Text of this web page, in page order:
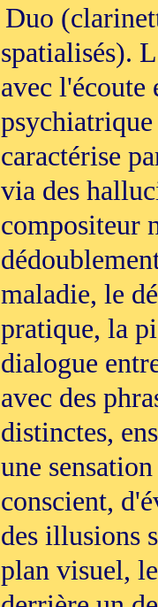
Duo
spatialisés).
avec
caractérise
via des
compositeur
maladie, le
pratique, la
dialogue
avec des
distinctes,
une
conscient,
des illusions
plan visuel,